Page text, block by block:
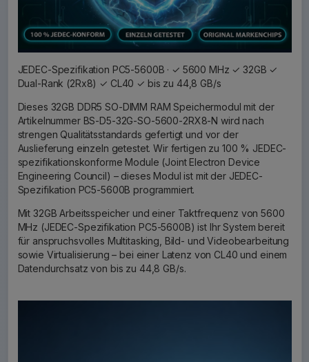
JEDEC-Spezifikation PC5-5600B · ✓ 5600 MHz ✓ 32GB ✓
Dual-Rank (2Rx8) ✓ CL40 ✓ bis zu 44,8 GB/s
Dieses 32GB DDR5 SO-DIMM RAM Speichermodul mit der
Artikelnummer BS-D5-32G-SO-5600-2RX8-N wird nach
strengen Qualitätsstandards gefertigt und vor der
Auslieferung einzeln getestet. Wir fertigen zu 100 % JEDEC-
spezifikationskonforme Module (Joint Electron Device
Engineering Council) – dieses Modul ist mit der JEDEC-
Spezifikation PC5-5600B programmiert.
Mit 32GB Arbeitsspeicher und einer Taktfrequenz von 5600
MHz (JEDEC-Spezifikation PC5-5600B) ist Ihr System bereit
für anspruchsvolles Multitasking, Bild- und Videobearbeitung
sowie Virtualisierung – bei einer Latenz von CL40 und einem
Datendurchsatz von bis zu 44,8 GB/s.